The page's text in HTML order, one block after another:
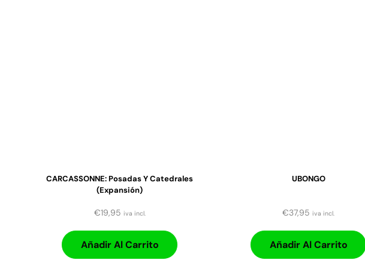
CARCASSONNE: Posadas Y Catedrales
(expansión)
€19,95 iva incl.
Añadir Al Carrito
UBONGO
€37,95 iva incl.
Añadir Al Carrito